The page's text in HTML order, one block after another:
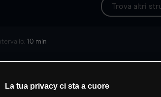
10 min
La tua privacy ci sta a cuore